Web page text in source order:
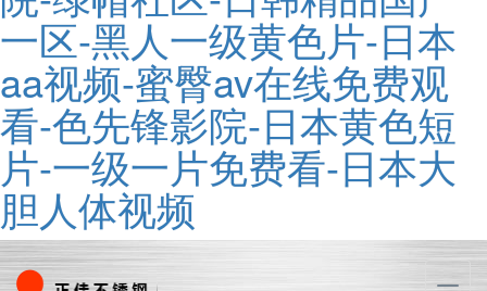
一区-黑人一级黄色片-日本
aa视频-蜜臀av在线免费观
看-色先锋影院-日本黄色短
片-一级一片免费看-日本大
胆人体视频